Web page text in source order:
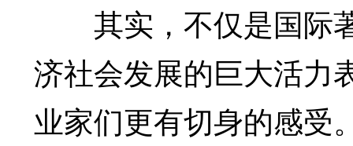
其实，不仅是国际
济社会发展的巨大活力
业家们更有切身的感受